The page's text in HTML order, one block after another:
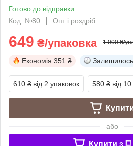
Готово до відправки
Код: №80
Опт і роздріб
649 ₴/упаковка 1 000 ₴/
Економія 351 ₴ Залишилось
610 ₴ від 2 упаковок 580 ₴ від
або
Купити з